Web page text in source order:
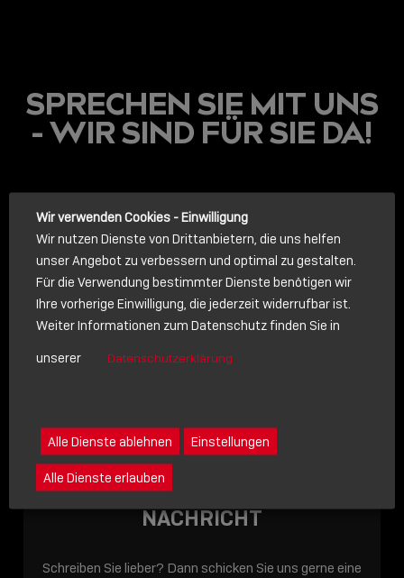
LINDY ACADEMY
JETZT ONLINE
VERFÜGBAR: DIE
LINDY ACADEMY –
WISSEN, DAS
VERBINDET!
SPRECHEN SIE MIT UNS
- WIR SIND FÜR SIE DA!
ANRUF
Rufen Sie uns an. Wir sprechen gerne mit Ihnen.
NACHRICHT
Schreiben Sie lieber? Dann schicken Sie uns gerne eine
Wir verwenden Cookies - Einwilligung
Wir nutzen Dienste von Drittanbietern, die uns helfen
unser Angebot zu verbessern und optimal zu gestalten.
Für die Verwendung bestimmter Dienste benötigen wir
Ihre vorherige Einwilligung, die jederzeit widerrufbar ist.
Weiter Informationen zum Datenschutz finden Sie in
unserer
Datenschutzerklärung
Alle Dienste ablehnen Einstellungen
Alle Dienste erlauben